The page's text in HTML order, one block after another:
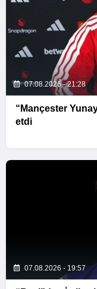
07.08.2026 - 21:28
“Mançester
etdi
07.08.2026 - 19:57